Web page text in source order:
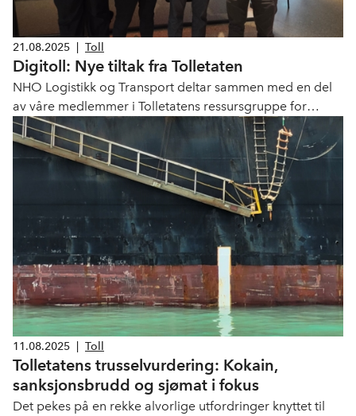
21.08.2025 Toll
Digitoll: Nye tiltak fra Tolletaten
NHO Logistikk og Transport deltar sammen med en del
av våre medlemmer i Tolletatens ressursgruppe for
Digitoll. Disse møtene er en viktig arena for
oppdateringer fra prosjektet og gir mulighet for viktige
diskusjoner om veien videre.
11.08.2025 Toll
Tolletatens trusselvurdering: Kokain,
sanksjonsbrudd og sjømat i fokus
Det pekes på en rekke alvorlige utfordringer knyttet til